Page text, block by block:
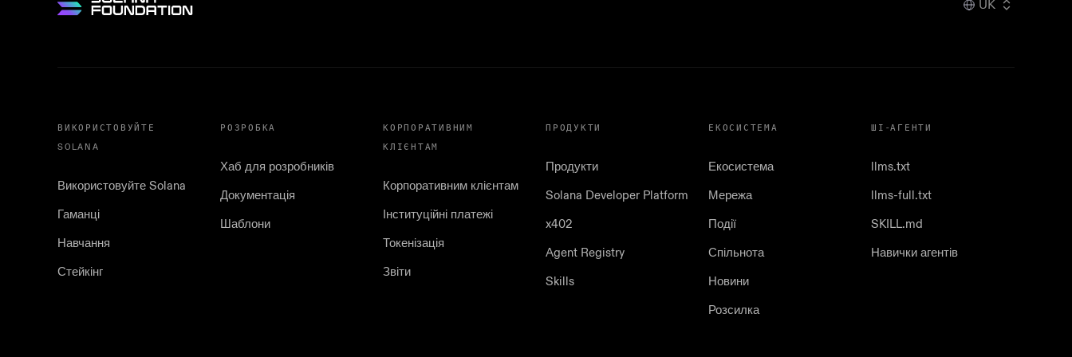
UK
ВИКОРИСТОВУЙТЕ
SOLANA
Використовуйте Solana
Гаманці
Навчання
Стейкінг
РОЗРОБКА
Хаб для розробників
Документація
Шаблони
КОРПОРАТИВНИМ
КЛІЄНТАМ
Корпоративним клієнтам
Інституційні платежі
Токенізація
Звіти
ПРОДУКТИ
Продукти
Solana Developer Platform
x402
Agent Registry
Skills
ЕКОСИСТЕМА
Екосистема
Мережа
Події
Спільнота
Новини
Розсилка
ШІ-АГЕНТИ
llms.txt
llms-full.txt
SKILL.md
Навички агентів